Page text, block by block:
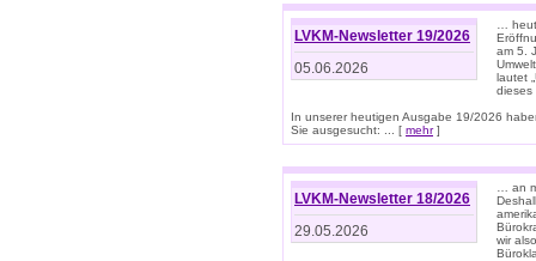
LVKM-Newsletter 19/2026
05.06.2026
…
am 5.
lautet
dieses
In unserer heutigen Ausgabe 19/2026
Sie ausgesucht: ... [ mehr]
LVKM-Newsletter 18/2026
29.05.2026
… an
wir